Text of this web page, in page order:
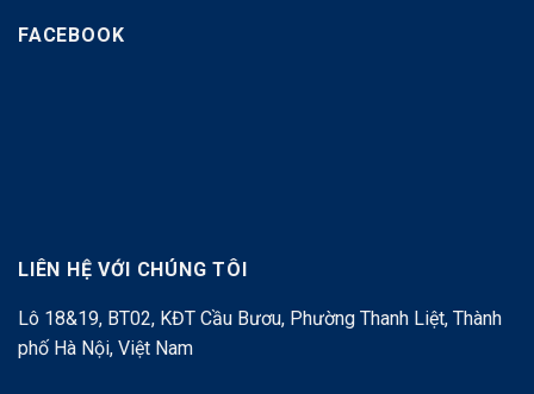
FACEBOOK
LIÊN HỆ VỚI CHÚNG TÔI
Lô 18&19, BT02, KĐT Cầu Bươu, Phường Thanh Liệt, Thành
phố Hà Nội, Việt Nam